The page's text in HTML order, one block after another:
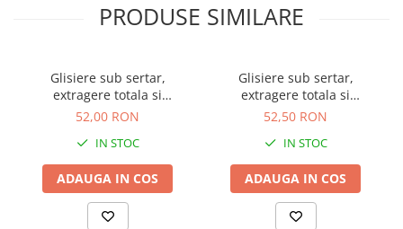
PRODUSE SIMILARE
Glisiere sub sertar,
extragere totala si
amortizare, pentru sertar
52,00 RON
IN STOC
ADAUGA IN COS
Glisiere sub sertar,
extragere totala si
amortizare, pentru sertar
52,50 RON
IN STOC
ADAUGA IN COS